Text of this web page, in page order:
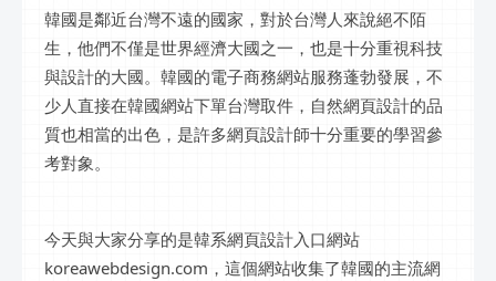
韓國是鄰近台灣不遠的國家，對於台灣人來說絕不陌
生，他們不僅是世界經濟大國之一，也是十分重視科技
與設計的大國。韓國的電子商務網站服務蓬勃發展，不
少人直接在韓國網站下單台灣取件，自然網頁設計的品
質也相當的出色，是許多網頁設計師十分重要的學習參
考對象。
今天與大家分享的是韓系網頁設計入口網站
koreawebdesign.com，這個網站收集了韓國的主流網